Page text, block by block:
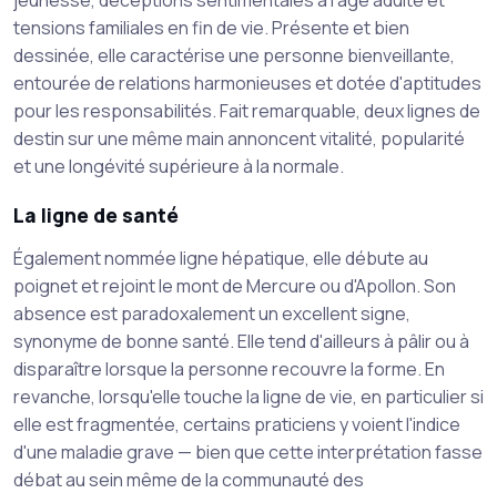
tensions familiales en fin de vie. Présente et bien
dessinée, elle caractérise une personne bienveillante,
entourée de relations harmonieuses et dotée d'aptitudes
pour les responsabilités. Fait remarquable, deux lignes de
destin sur une même main annoncent vitalité, popularité
et une longévité supérieure à la normale.
La ligne de santé
Également nommée ligne hépatique, elle débute au
poignet et rejoint le mont de Mercure ou d'Apollon. Son
absence est paradoxalement un excellent signe,
synonyme de bonne santé. Elle tend d'ailleurs à pâlir ou à
disparaître lorsque la personne recouvre la forme. En
revanche, lorsqu'elle touche la ligne de vie, en particulier si
elle est fragmentée, certains praticiens y voient l'indice
d'une maladie grave — bien que cette interprétation fasse
débat au sein même de la communauté des